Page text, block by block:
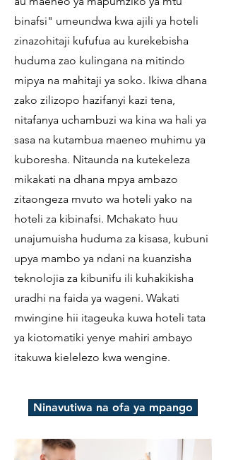
binafsi" umeundwa kwa ajili ya hoteli
zinazohitaji kufufua au kurekebisha
huduma zao kulingana na mitindo
mipya na mahitaji ya soko. Ikiwa dhana
zako zilizopo hazifanyi kazi tena,
nitafanya uchambuzi wa kina wa hali ya
sasa na kutambua maeneo muhimu ya
kuboresha. Nitaunda na kutekeleza
mikakati na dhana mpya ambazo
zitaongeza mvuto wa hoteli yako na
hoteli za kibinafsi. Mchakato huu
unajumuisha huduma za kisasa, kubuni
upya mambo ya ndani na kuanzisha
teknolojia za kibunifu ili kuhakikisha
uradhi na faida ya wageni. Wakati
mwingine hii itageuka kuwa hoteli tata
ya kiotomatiki yenye mahiri ambayo
itakuwa kielelezo kwa wengine.
Ninavutiwa na ofa ya mpango